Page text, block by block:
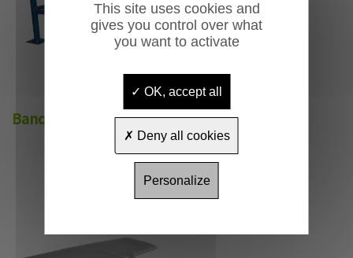
Banquette Douceur
This site uses cookies and
gives you control over what
you want to activate
OK, accept all
Deny all cookies
Personalize